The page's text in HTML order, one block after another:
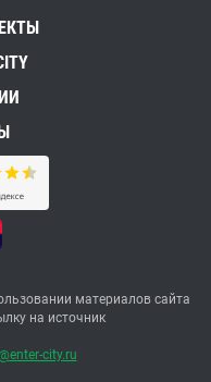
материалов сайта
на источник
city.ru